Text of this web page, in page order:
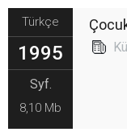
Türkçe
1995
Syf.
8,10 Mb